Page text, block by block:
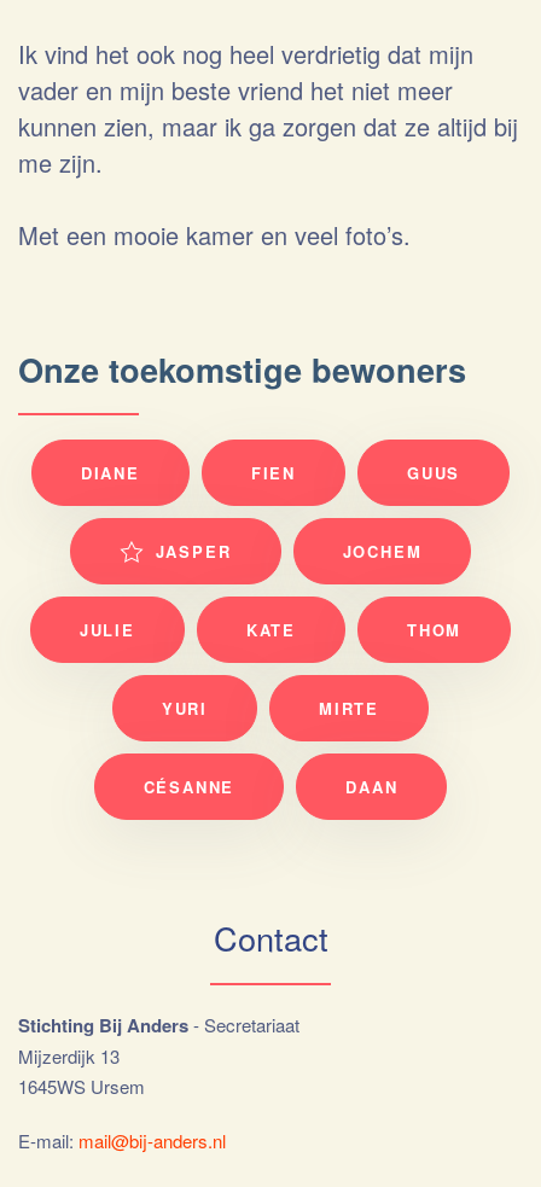
Ik vind het ook nog heel verdrietig dat mijn
vader en mijn beste vriend het niet meer
kunnen zien, maar ik ga zorgen dat ze altijd bij
me zijn.
Met een mooie kamer en veel foto’s.
Onze toekomstige bewoners
DIANE FIEN GUUS
JASPER JOCHEM
JULIE KATE THOM
YURI MIRTE
CÉSANNE DAAN
Contact
Stichting Bij Anders- Secretariaat
Mijzerdijk 13
1645WS Ursem
E-mail: mail@bij-anders.nl